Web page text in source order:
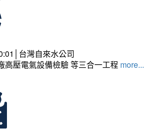
台灣自來水公司
高壓電氣設備檢驗 等三合一工程 more...